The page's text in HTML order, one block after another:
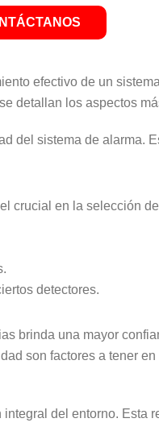
efectivo de un
detallan los aspectos
del sistema de alarma.
crucial en la selección
detectores.
brinda una mayor
son factores a tener
del entorno. Esta